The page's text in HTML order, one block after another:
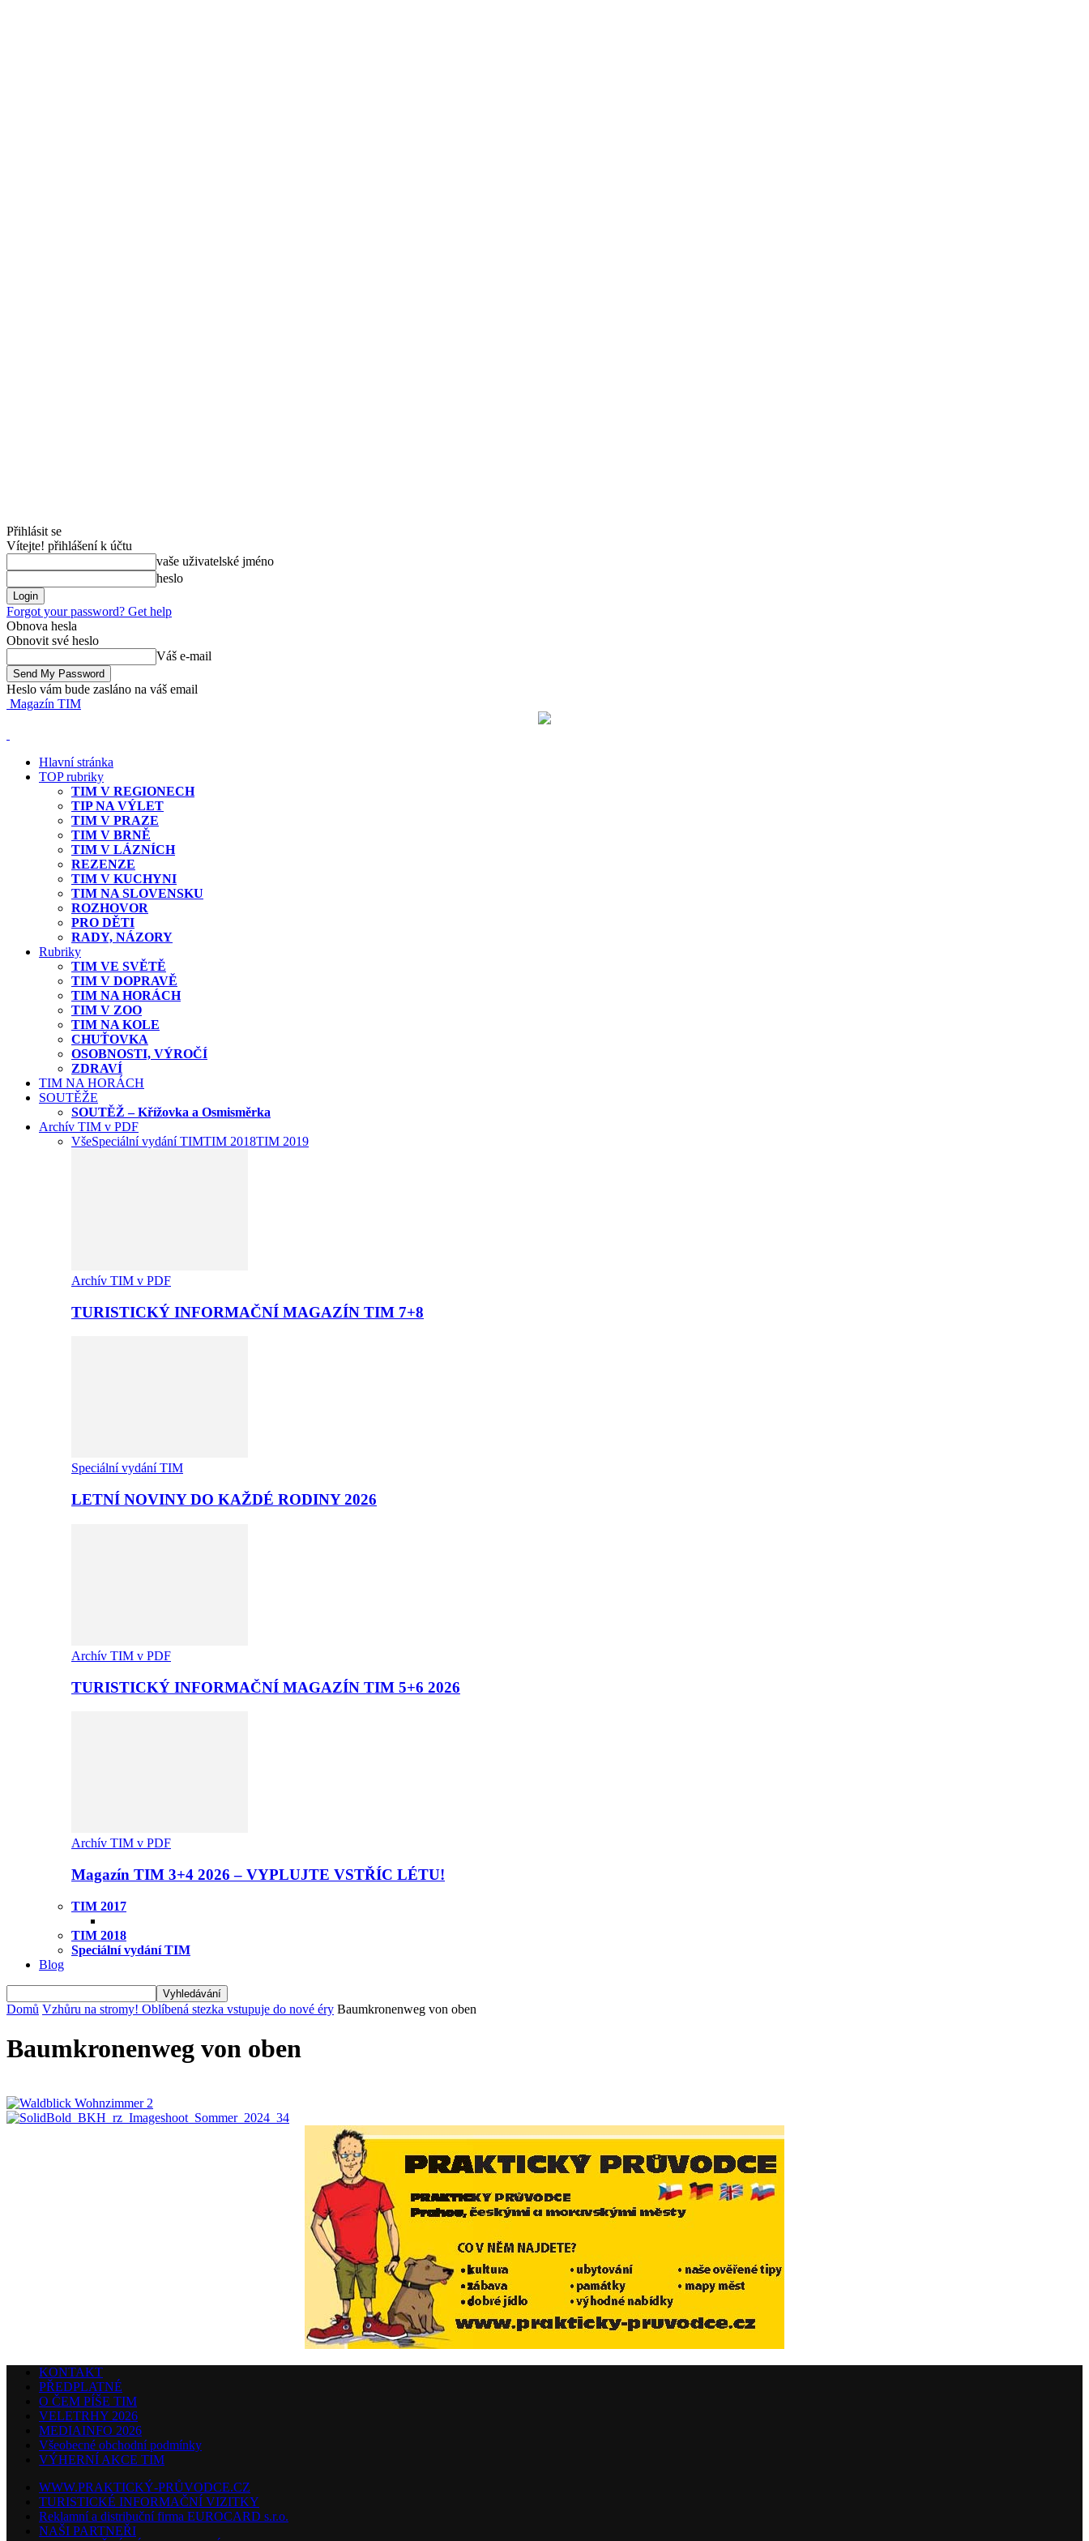
Přihlásit se
Vítejte! přihlášení k účtu
vaše uživatelské jméno
heslo
Forgot your password? Get help
Obnova hesla
Obnovit své heslo
Váš e-mail
Heslo vám bude zasláno na váš email
Magazín TIM
Hlavní stránka
TOP rubriky
TIM V REGIONECH
TIP NA VÝLET
TIM V PRAZE
TIM V BRNĚ
TIM V LÁZNÍCH
REZENZE
TIM V KUCHYNI
TIM NA SLOVENSKU
ROZHOVOR
PRO DĚTI
RADY, NÁZORY
Rubriky
TIM VE SVĚTĚ
TIM V DOPRAVĚ
TIM NA HORÁCH
TIM V ZOO
TIM NA KOLE
CHUŤOVKA
OSOBNOSTI, VÝROČÍ
ZDRAVÍ
TIM NA HORÁCH
SOUTĚŽE
SOUTĚŽ – Křížovka a Osmisměrka
Archív TIM v PDF
VšeSpeciální vydání TIMTIM 2018TIM 2019
Archív TIM v PDF
TURISTICKÝ INFORMAČNÍ MAGAZÍN TIM 7+8
Speciální vydání TIM
LETNÍ NOVINY DO KAŽDÉ RODINY 2026
Archív TIM v PDF
TURISTICKÝ INFORMAČNÍ MAGAZÍN TIM 5+6 2026
Archív TIM v PDF
Magazín TIM 3+4 2026 – VYPLUJTE VSTŘÍC LÉTU!
TIM 2017
TIM 2018
Speciální vydání TIM
Blog
Domů Vzhůru na stromy! Oblíbená stezka vstupuje do nové éry Baumkronenweg von oben
Baumkronenweg von oben
KONTAKT
PŘEDPLATNÉ
O ČEM PÍŠE TIM
VELETRHY 2026
MEDIAINFO 2026
Všeobecné obchodní podmínky
VÝHERNÍ AKCE TIM
WWW.PRAKTICKÝ-PRŮVODCE.CZ
TURISTICKÉ INFORMAČNÍ VIZITKY
Reklamní a distribuční firma EUROCARD s.r.o.
NAŠI PARTNEŘI